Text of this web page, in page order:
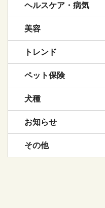
ヘルスケア・病気
美容
トレンド
ペット保険
犬種
お知らせ
その他